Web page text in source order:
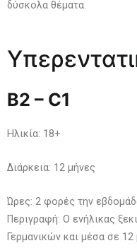
δύσκολα θέματα.
B2 – C1
Ηλικία: 18+
Διάρκεια: 12 μήνες
Ώρες: 2 φορές την
Περιγραφή: Ο ενήλικας
Γερμανικών και μέσα σε